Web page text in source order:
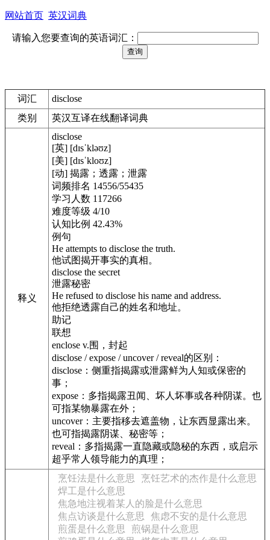
网站首页 英汉词典
请输入您要查询的英语词汇：
词汇
disclose
类别
英汉互译在线翻译词典
释义
disclose
[英] [dɪsˈkləʊz]
[美] [dɪsˈkloʊz]
[动] 揭露；透露；泄露
词频排名 14556/55435
学习人数 117266
难度等级 4/10
认知比例 42.43%
例句
He attempts to disclose the truth.
他试图揭开事实的真相。
disclose the secret
泄露秘密
He refused to disclose his name and address.
他拒绝透露自己的姓名和地址。
助记
联想
enclose v.围，封起
disclose / expose / uncover / reveal的区别：
disclose：侧重指揭露或泄露鲜为人知或保密的
事；
expose：多指揭露丑闻、坏人坏事或各种阴谋。也
可指某物暴露在外；
uncover：主要指移去遮盖物，让东西显露出来。
也可指揭露阴谋、秘密等；
reveal：多指揭露一直隐藏或隐秘的东西，或启示
超乎常人领导能力的真理；
烹饪法是什么意思
烹饪艺术的杰作是什么意思
焊工是什么意思
焦急地注视着某人的脸是什么意思
焦点访谈是什么意思
焦虑不安的是什么意思
煎蛋是什么意思
煎锅是什么意思